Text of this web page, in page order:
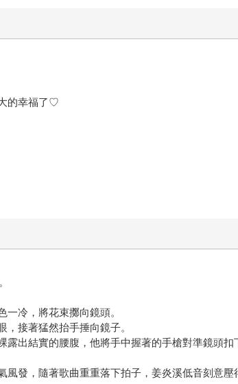
的幸福了♡
冷，將花束擲向鏡頭。
接著猛然抬手捶向鏡子。
出結實的腰腹，他將手中握著的手槍對準鏡頭
發，隨著歌曲重重落下拍子，姜炎溪低音刻意